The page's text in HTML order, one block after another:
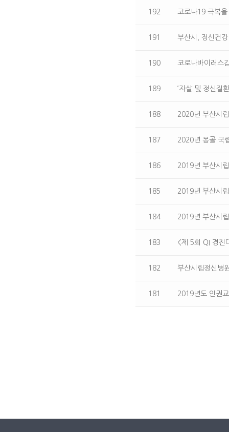
192 코로나19 극복
191 부산시, 정신건
190 코로나바이러스
189 ‘자살 및 정신질
188 2020년 부산시
187 2020년 몽골 국
186 2019년 부산시
185 2019년 부산시
184 2019년 부산시
183 <제 5회 QI 경진
182 부산시립정신병
181 2019년도 인권